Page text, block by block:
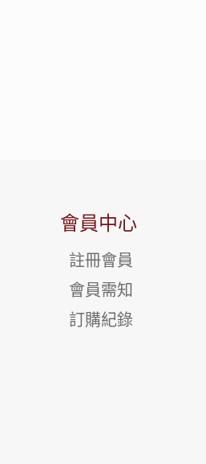
會員中心
註冊會員
會員需知
訂購紀錄